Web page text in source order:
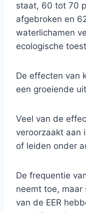
staat, 60 tot 70
afgebroken en
waterlichamen
ecologische
De effecten van
een groeiende
Veel van de
veroorzaakt aan
of leiden onder
De frequentie
neemt toe, maar
van de EER